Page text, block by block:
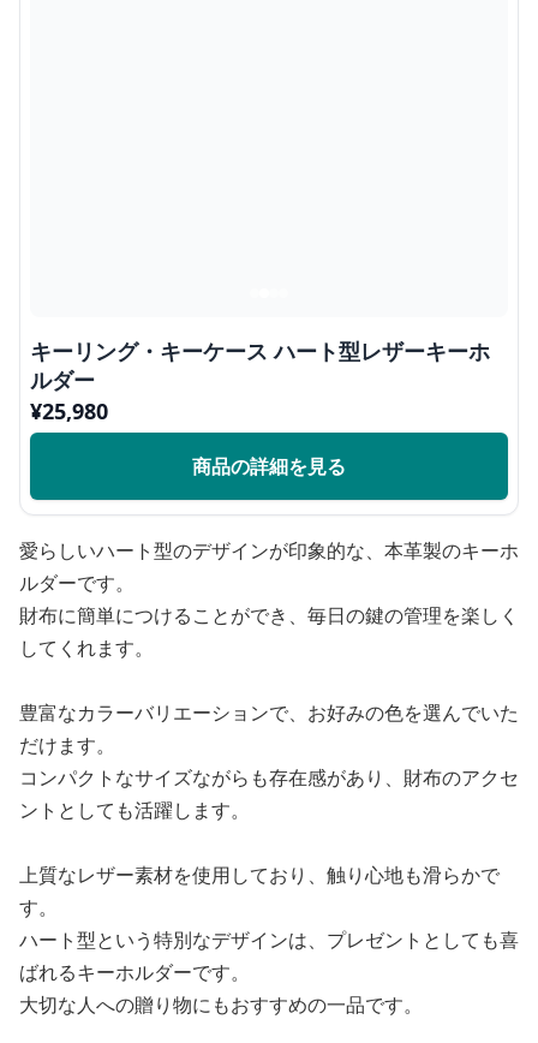
キーリング・キーケース ハート型レザーキーホ
ルダー
¥25,980
商品の詳細を見る
愛らしいハート型のデザインが印象的な、本革製のキーホ
ルダーです。
財布に簡単につけることができ、毎日の鍵の管理を楽しく
してくれます。
豊富なカラーバリエーションで、お好みの色を選んでいた
だけます。
コンパクトなサイズながらも存在感があり、財布のアクセ
ントとしても活躍します。
上質なレザー素材を使用しており、触り心地も滑らかで
す。
ハート型という特別なデザインは、プレゼントとしても喜
ばれるキーホルダーです。
大切な人への贈り物にもおすすめの一品です。